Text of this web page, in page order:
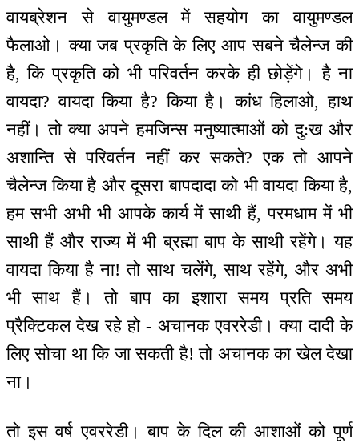
वायब्रेशन से वायुमण्डल में सहयोग का वायुमण्डल
फैलाओ। क्या जब प्रकृति के लिए आप सबने चैलेन्ज की
है, कि प्रकृति को भी परिवर्तन करके ही छोड़ेंगे। है ना
वायदा? वायदा किया है? किया है। कांध हिलाओ, हाथ
नहीं। तो क्या अपने हमजिन्स मनुष्यात्माओं को दु:ख और
अशान्ति से परिवर्तन नहीं कर सकते? एक तो आपने
चैलेन्ज किया है और दूसरा बापदादा को भी वायदा किया है,
हम सभी अभी भी आपके कार्य में साथी हैं, परमधाम में भी
साथी हैं और राज्य में भी ब्रह्मा बाप के साथी रहेंगे। यह
वायदा किया है ना! तो साथ चलेंगे, साथ रहेंगे, और अभी
भी साथ हैं। तो बाप का इशारा समय प्रति समय
प्रैक्टिकल देख रहे हो - अचानक एवररेडी। क्या दादी के
लिए सोचा था कि जा सकती है! तो अचानक का खेल देखा
ना।
तो इस वर्ष एवररेडी। बाप के दिल की आशाओं को पूर्ण